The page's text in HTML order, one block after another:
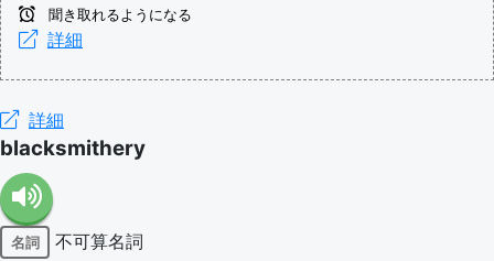
聞き取れるようになる
詳細
詳細
blacksmithery
名詞
不可算名詞